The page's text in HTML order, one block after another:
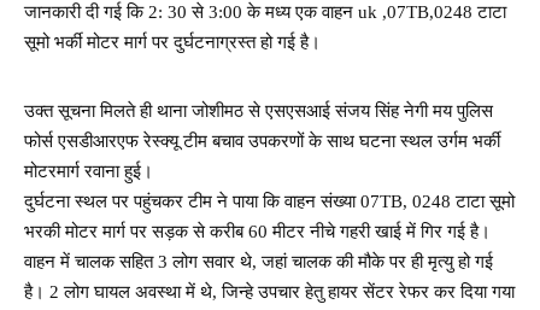
जानकारी दी गई कि 2: 30 से 3:00 के मध्य एक वाहन uk ,07TB,0248 टाटा
सूमो भर्की मोटर मार्ग पर दुर्घटनाग्रस्त हो गई है।
उक्त सूचना मिलते ही थाना जोशीमठ से एसएसआई संजय सिंह नेगी मय पुलिस
फोर्स एसडीआरएफ रेस्क्यू टीम बचाव उपकरणों के साथ घटना स्थल उर्गम भर्की
मोटरमार्ग रवाना हुई।
दुर्घटना स्थल पर पहुंचकर टीम ने पाया कि वाहन संख्या 07TB, 0248 टाटा सूमो
भरकी मोटर मार्ग पर सड़क से करीब 60 मीटर नीचे गहरी खाई में गिर गई है।
वाहन में चालक सहित 3 लोग सवार थे, जहां चालक की मौके पर ही मृत्यु हो गई
है। 2 लोग घायल अवस्था में थे, जिन्हे उपचार हेतु हायर सेंटर रेफर कर दिया गया